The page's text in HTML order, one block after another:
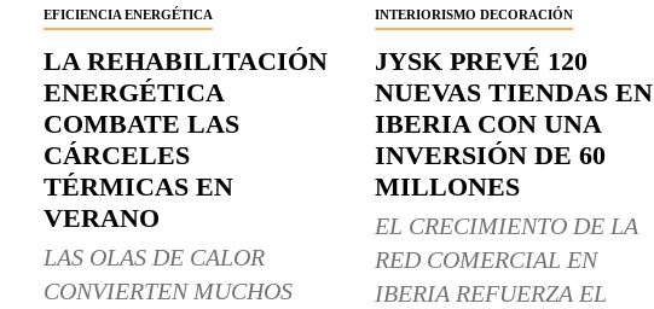
EFICIENCIA ENERGÉTICA
LA REHABILITACIÓN
ENERGÉTICA
COMBATE LAS
CÁRCELES
TÉRMICAS EN
VERANO
LAS OLAS DE CALOR
CONVIERTEN MUCHOS
INTERIORISMO DECORACIÓN
JYSK PREVÉ 120
NUEVAS TIENDAS EN
IBERIA CON UNA
INVERSIÓN DE 60
MILLONES
EL CRECIMIENTO DE LA
RED COMERCIAL EN
IBERIA REFUERZA EL